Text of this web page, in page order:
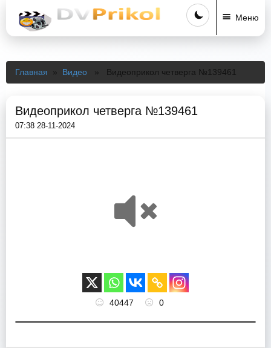
Меню
Главная » Видео » Видеоприкол четверга №139461
Видеоприкол четверга №139461
07:38 28-11-2024
40447 0